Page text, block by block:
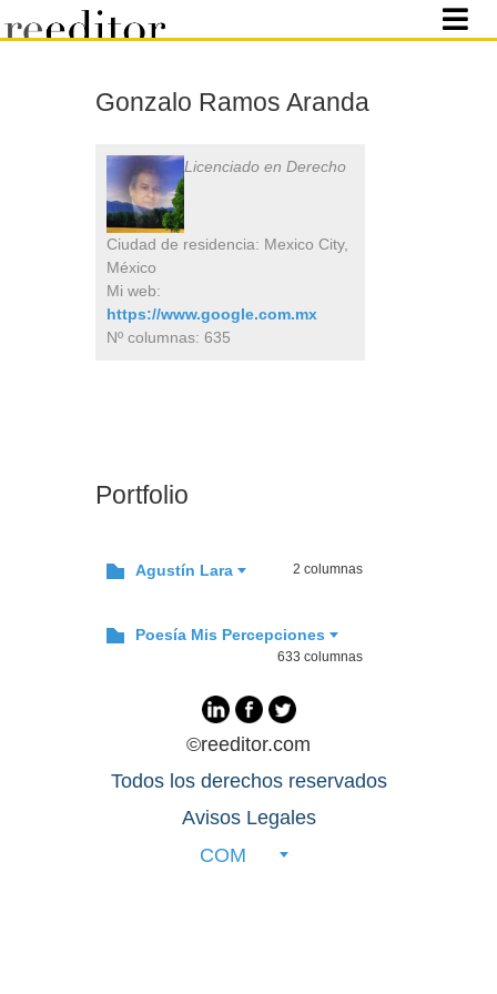
Gonzalo Ramos Aranda
Licenciado en Derecho
Ciudad de residencia: Mexico City,
México
Mi web:
https://www.google.com.mx
Nº columnas: 635
Portfolio
Agustín Lara 2 columnas
Poesía Mis Percepciones
633 columnas
©reeditor.com
Todos los derechos reservados
Avisos Legales